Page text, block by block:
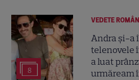
8
VEDETE
Andra și-a
telenovele
a luat
urmăream